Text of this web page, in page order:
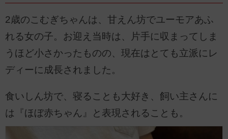
2歳のこむぎちゃんは、甘えん坊でユーモアあふ
れる女の子。お迎え当時は、片手に収まってしま
うほど小さかったものの、現在はとても立派にレ
ディーに成長されました。
食いしん坊で、寝ることも大好き、飼い主さんに
は『ほぼ赤ちゃん』と表現されることも。